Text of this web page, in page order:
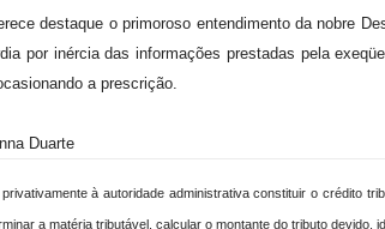
destaque o primoroso entendimento da nobre
por inércia das informações prestadas pela
a prescrição.
Duarte
à autoridade administrativa constituir o crédito
a matéria tributável, calcular o montante do tributo